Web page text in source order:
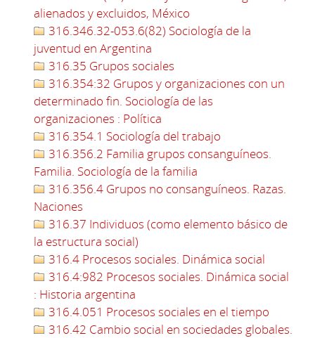
alienados y excluidos, México
316.346.32-053.6(82) Sociología de la
juventud en Argentina
316.35 Grupos sociales
316.354:32 Grupos y organizaciones con un
determinado fin. Sociología de las
organizaciones : Política
316.354.1 Sociología del trabajo
316.356.2 Familia grupos consanguíneos.
Familia. Sociología de la familia
316.356.4 Grupos no consanguíneos. Razas.
Naciones
316.37 Individuos (como elemento básico de
la estructura social)
316.4 Procesos sociales. Dinámica social
316.4:982 Procesos sociales. Dinámica social
: Historia argentina
316.4.051 Procesos sociales en el tiempo
316.42 Cambio social en sociedades globales.